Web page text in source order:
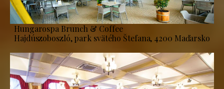
Hungarospa Brunch & Coffee
Hajdúszoboszló, park svätého Štefana, 4200 Maďarsko